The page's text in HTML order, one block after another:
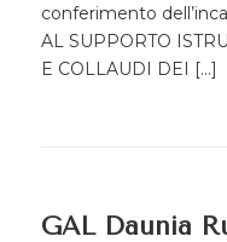
conferimento
AL SUPPORTO
E COLLAUDI DEI […]
GAL Daunia